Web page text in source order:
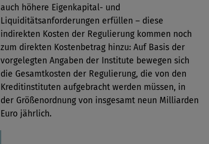
auch höhere Eigenkapital- und
Liquiditätsanforderungen erfüllen – diese
indirekten Kosten der Regulierung kommen noch
zum direkten Kostenbetrag hinzu: Auf Basis der
vorgelegten Angaben der Institute bewegen sich
die Gesamtkosten der Regulierung, die von den
Kreditinstituten aufgebracht werden müssen, in
der Größenordnung von insgesamt neun Milliarden
Euro jährlich.